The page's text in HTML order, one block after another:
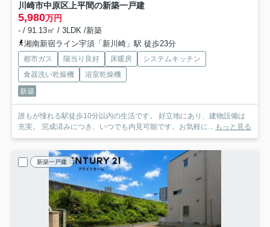
川崎市中原区上平間の新築一戸建
5,980万円
- / 91.13㎡ / 3LDK /新築
湘南新宿ライン宇須「新川崎」駅 徒歩23分
都市ガス 陽当り良好 床暖房
システムキッチン
食器洗い乾燥機
浴室乾燥機
新築
誰もが憧れる駅徒歩10分以内の生活です。 好立地にあり、建物設備は
充実。 完成済みにつき、いつでも内見可能です。お気軽に... もっと見る
新築一戸建